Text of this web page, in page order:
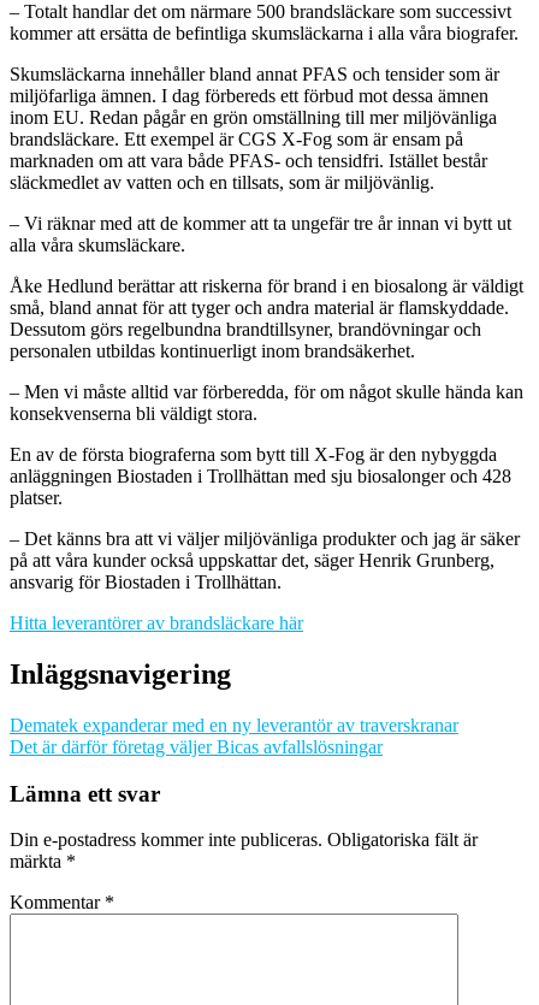
– Totalt handlar det om närmare 500 brandsläckare som successivt
kommer att ersätta de befintliga skumsläckarna i alla våra biografer.
Skumsläckarna innehåller bland annat PFAS och tensider som är
miljöfarliga ämnen. I dag förbereds ett förbud mot dessa ämnen
inom EU. Redan pågår en grön omställning till mer miljövänliga
brandsläckare. Ett exempel är CGS X-Fog som är ensam på
marknaden om att vara både PFAS- och tensidfri. Istället består
släckmedlet av vatten och en tillsats, som är miljövänlig.
– Vi räknar med att de kommer att ta ungefär tre år innan vi bytt ut
alla våra skumsläckare.
Åke Hedlund berättar att riskerna för brand i en biosalong är väldigt
små, bland annat för att tyger och andra material är flamskyddade.
Dessutom görs regelbundna brandtillsyner, brandövningar och
personalen utbildas kontinuerligt inom brandsäkerhet.
– Men vi måste alltid var förberedda, för om något skulle hända kan
konsekvenserna bli väldigt stora.
En av de första biograferna som bytt till X-Fog är den nybyggda
anläggningen Biostaden i Trollhättan med sju biosalonger och 428
platser.
– Det känns bra att vi väljer miljövänliga produkter och jag är säker
på att våra kunder också uppskattar det, säger Henrik Grunberg,
ansvarig för Biostaden i Trollhättan.
Hitta leverantörer av brandsläckare här
Inläggsnavigering
Dematek expanderar med en ny leverantör av traverskranar
Det är därför företag väljer Bicas avfallslösningar
Lämna ett svar
Din e-postadress kommer inte publiceras. Obligatoriska fält är
märkta *
Kommentar *